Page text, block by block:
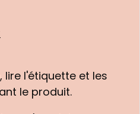
l'étiquette et les
le produit.